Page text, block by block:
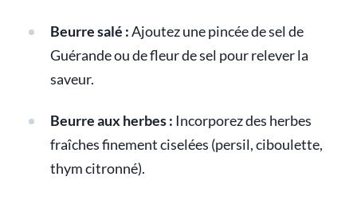
Beurre salé :Ajoutez une pincée de sel de
Guérande ou de fleur de sel pour relever la
saveur.
Beurre aux herbes : Incorporez des herbes
fraîches finement ciselées (persil, ciboulette,
thym citronné).